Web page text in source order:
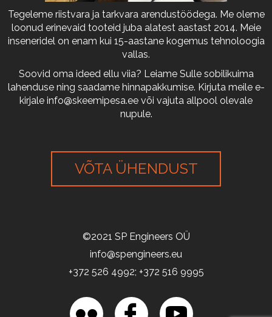
Tegeleme riistvara ja tarkvara arendustöödega. Me oleme
loonud erinevaid tooteid juba alatest aastast 2014. Meie
inseneridel on enam kui 15-aastane kogemus tehnoloogia
vallas.
Soovid oma ideed ellu viia? Leiame Sulle sobilikuima
lahenduse ning saadame hinnapakkumise. Kirjuta meile e-
kirjale info@skeemipesa.ee või vajuta allpool olevale
nupule.
VÕTA ÜHENDUST
©2021 SP Engineers OÜ
info@spengineers.eu
+372 526 4992; +372 516 9995